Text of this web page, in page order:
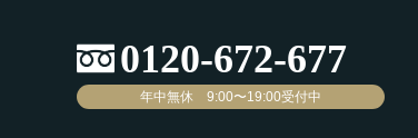
年中無休 9:00〜19:00受付中